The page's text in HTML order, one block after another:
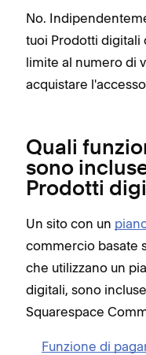
No.
tuoi Prodotti digitali
limite al numero di
acquistare
Quali
sono
Prodotti
Un sito con un
commercio basate
che utilizzano un
digitali, sono
Squarespace
Funzione di